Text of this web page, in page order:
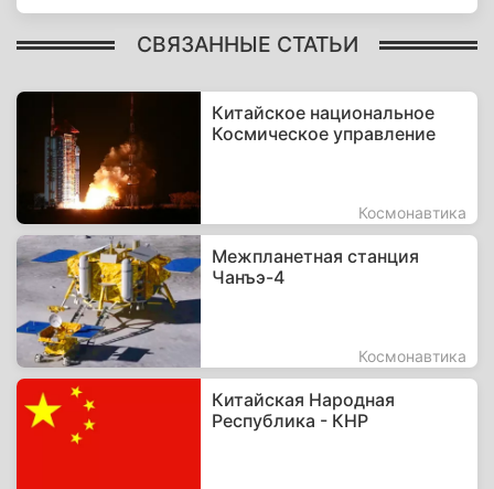
СВЯЗАННЫЕ СТАТЬИ
Китайское национальное
Космическое управление
Космонавтика
Межпланетная станция
Чанъэ-4
Космонавтика
Китайская Народная
Республика - КНР